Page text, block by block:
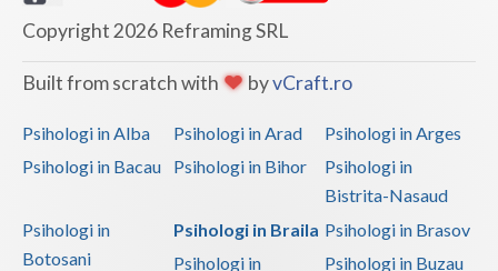
Copyright 2026 Reframing SRL
Built from scratch with byvCraft.ro
Psihologi in Alba Psihologi in Arad
Psihologi in Arges
Psihologi in Bacau
Psihologi in Bihor
Psihologi in
Bistrita-Nasaud
Psihologi in
Botosani
Psihologi in Braila Psihologi in Brasov
Psihologi in
Psihologi in Buzau